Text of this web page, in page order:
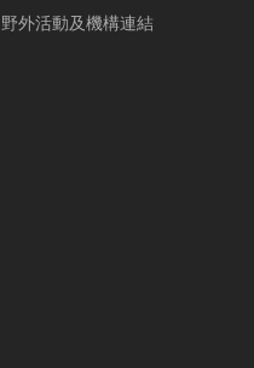
野外活動及機構連結